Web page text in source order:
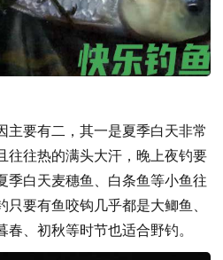
主要有二，其一是夏季白天非常
往往热的满头大汗，晚上夜钓要
季白天麦穗鱼、白条鱼等小鱼往
要有鱼咬钩几乎都是大鲫鱼、
、初秋等时节也适合野钓。